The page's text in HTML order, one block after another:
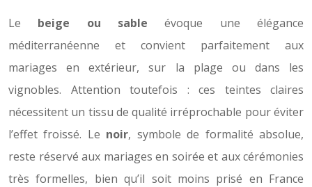
Le beige ou sable évoque une élégance
méditerranéenne et convient parfaitement aux
mariages en extérieur, sur la plage ou dans les
vignobles. Attention toutefois : ces teintes claires
nécessitent un tissu de qualité irréprochable pour éviter
l’effet froissé. Le noir, symbole de formalité absolue,
reste réservé aux mariages en soirée et aux cérémonies
très formelles, bien qu’il soit moins prisé en France